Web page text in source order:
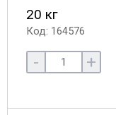
20 кг
Код: 164576
- +